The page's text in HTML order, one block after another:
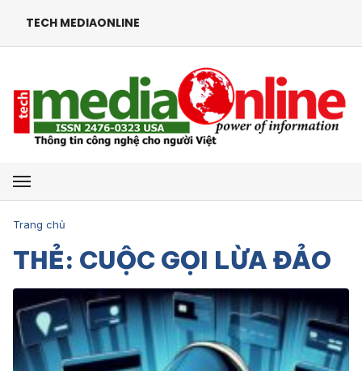
TECH MEDIAONLINE
Mở menu
Trang chủ
THẺ: CUỘC GỌI LỪA ĐẢO